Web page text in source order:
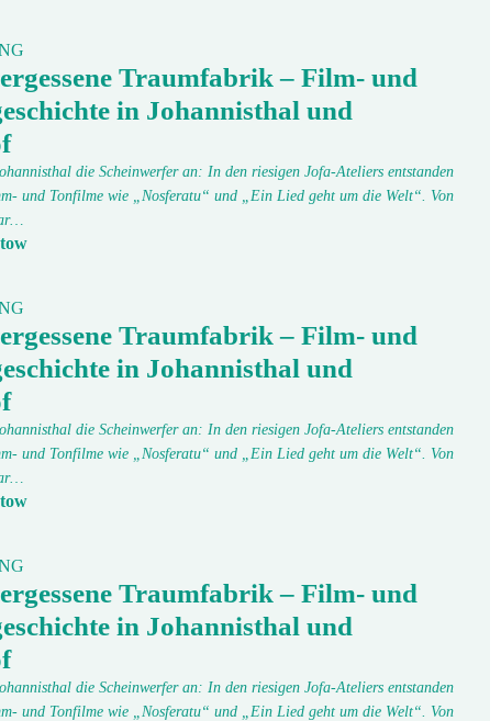
Traumfabrik – Film- und
in Johannisthal und
die Scheinwerfer an: In den riesigen Jofa-Ateliers entstanden
und Tonfilme wie „Nosferatu“ und „Ein Lied geht um die Welt“. Von
Traumfabrik – Film- und
in Johannisthal und
die Scheinwerfer an: In den riesigen Jofa-Ateliers entstanden
und Tonfilme wie „Nosferatu“ und „Ein Lied geht um die Welt“. Von
Traumfabrik – Film- und
in Johannisthal und
die Scheinwerfer an: In den riesigen Jofa-Ateliers entstanden
und Tonfilme wie „Nosferatu“ und „Ein Lied geht um die Welt“. Von